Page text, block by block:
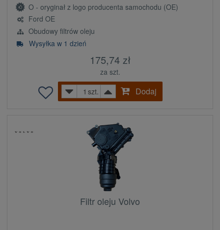
O - oryginał z logo producenta samochodu (OE)
Ford OE
Obudowy filtrów oleju
Wysyłka w 1 dzień
175,74 zł
za szt.
szt.
Dodaj
Filtr oleju Volvo